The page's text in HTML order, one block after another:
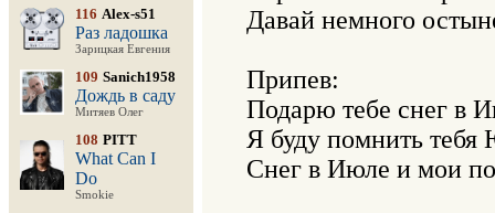
116 Alex-s51
Раз ладошка
Зарицкая Евгения
109 Sanich1958
Дождь в саду
Митяев Олег
108 PITT
What Can I
Do
Smokie
Давай немного
Припев:
Подарю тебе снег в
Я буду помнить
Снег в Июле и мои